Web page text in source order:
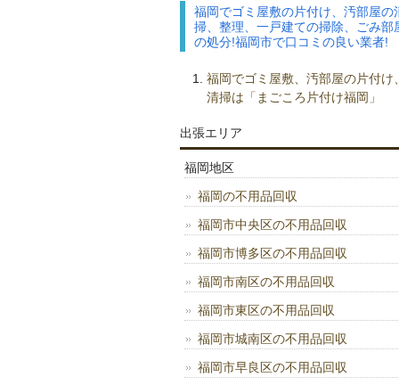
福岡でゴミ屋敷の片付け、汚部屋の
掃、整理、一戸建ての掃除、ごみ部
の処分!福岡市で口コミの良い業者!
福岡でゴミ屋敷、汚部屋の片付け、
清掃は「まごころ片付け福岡」
出張エリア
福岡地区
福岡の不用品回収
福岡市中央区の不用品回収
福岡市博多区の不用品回収
福岡市南区の不用品回収
福岡市東区の不用品回収
福岡市城南区の不用品回収
福岡市早良区の不用品回収